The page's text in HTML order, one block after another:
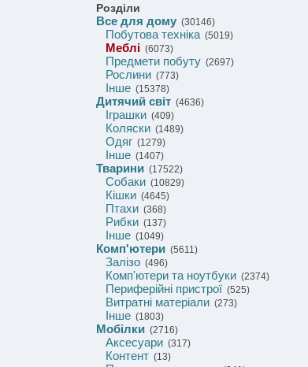
Розділи
Все для дому (30146)
Побутова техніка(5019)
Меблі (6073)
Предмети побуту (2697)
Рослини (773)
Інше (15378)
Дитячий світ (4636)
Іграшки (409)
Коляски (1489)
Одяг (1279)
Інше (1407)
Тварини (17522)
Собаки (10829)
Кішки (4645)
Птахи (368)
Рибки (137)
Інше (1049)
Комп'ютери (5611)
Залізо (496)
Комп'ютери та ноутбуки (2374)
Периферійні пристрої (525)
Витратні матеріали (273)
Інше (1803)
Мобілки (2716)
Аксесуари (317)
Контент (13)